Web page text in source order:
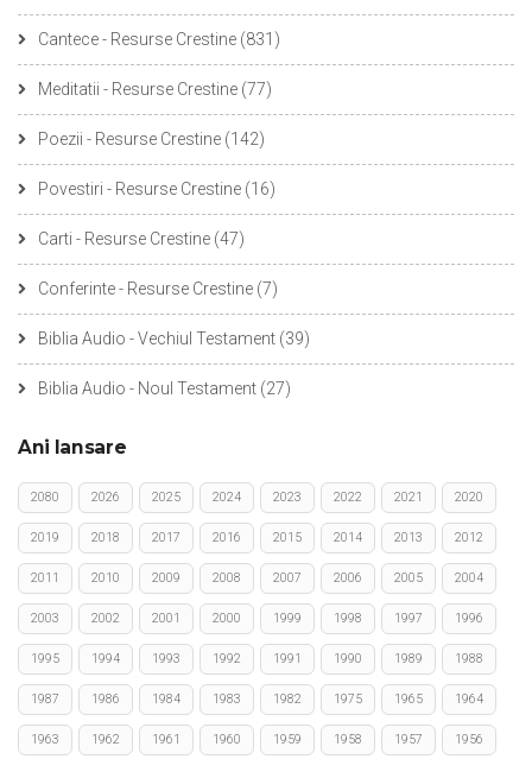
Cantece - Resurse Crestine (831)
Meditatii - Resurse Crestine (77)
Poezii - Resurse Crestine (142)
Povestiri - Resurse Crestine (16)
Carti - Resurse Crestine (47)
Conferinte - Resurse Crestine (7)
Biblia Audio - Vechiul Testament (39)
Biblia Audio - Noul Testament (27)
Ani lansare
2080 2026 2025 2024 2023 2022 2021 2020
2019 2018 2017 2016 2015 2014 2013 2012
2011 2010 2009 2008 2007 2006 2005 2004
2003 2002 2001 2000 1999 1998 1997 1996
1995 1994 1993 1992 1991 1990 1989 1988
1987 1986 1984 1983 1982 1975 1965 1964
1963 1962 1961 1960 1959 1958 1957 1956